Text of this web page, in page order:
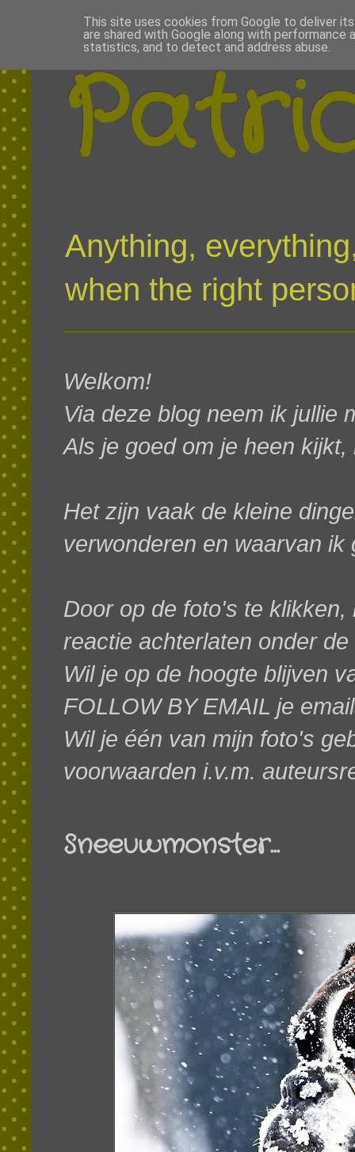
Anything,
when the right
Welkom!
Via deze blog neem ik jullie
Als je goed om je heen
Het zijn vaak de kleine
verwonderen en waarvan ik
Door op de foto's te
reactie achterlaten onder
Wil je op de hoogte blijven
FOLLOW BY EMAIL je
Wil je één van mijn foto's
voorwaarden i.v.m.
Sneeuwmonster...
This site uses cookies from Google to deliver
are shared with Google along with
statistics, and to detect and address abuse.